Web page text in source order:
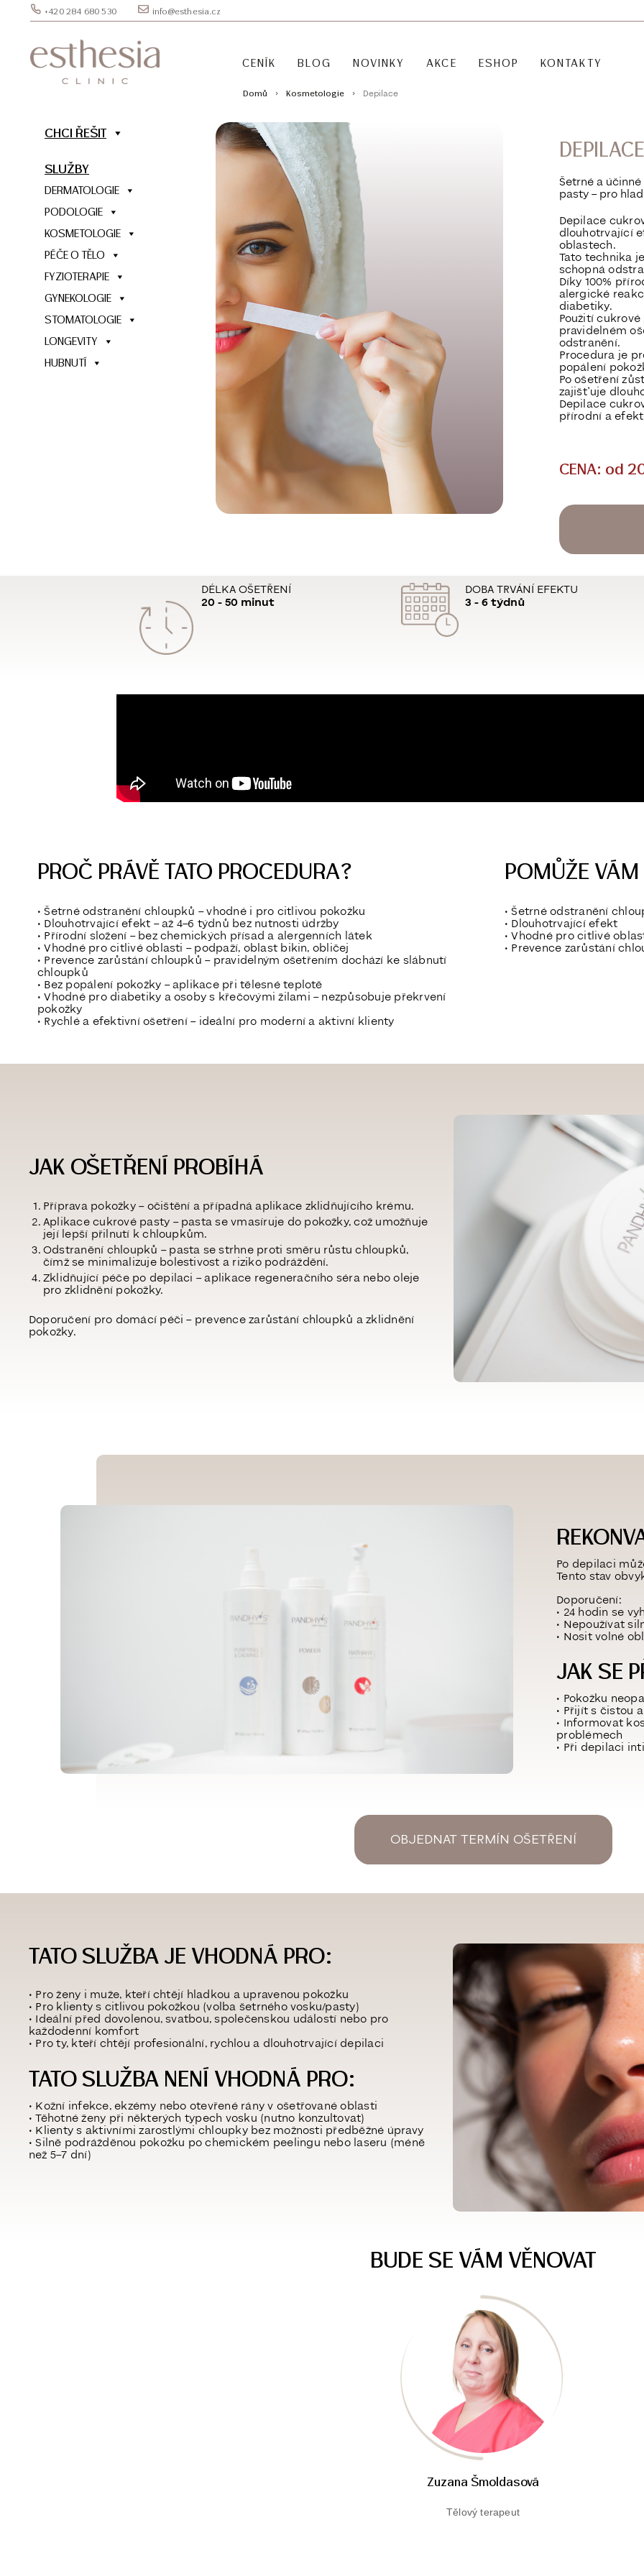
+420 284 680 530 info@esthesia.cz
CENÍK BLOG NOVINKY AKCE ESHOP KONTAKTY
Domů Kosmetologie Depilace
CHCI ŘEŠIT
SLUŽBY
DERMATOLOGIE
PODOLOGIE
KOSMETOLOGIE
PÉČE O TĚLO
FYZIOTERAPIE
GYNEKOLOGIE
STOMATOLOGIE
LONGEVITY
HUBNUTÍ
DEPILACE
Šetrné a
pasty – pro
Depilace
dlouhotrvající
oblastech.
Tato technika
schopná
Díky 100%
alergické
diabetiky.
Použití
pravidelném
odstranění.
Procedura je
popálení
Po ošetření
zajišťuje
Depilace
přírodní a
CENA: od
DÉLKA OŠETŘENÍ
20 - 50 minut
DOBA TRVÁNÍ EFEKTU
3 - 6 týdnů
PROČ PRÁVĚ TATO PROCEDURA?
•Šetrné odstranění chloupků – vhodné i pro citlivou pokožku
• Dlouhotrvající efekt – až 4–6 týdnů bez nutnosti údržby
• Přírodní složení – bez chemických přísad a alergenních látek
•Vhodné pro citlivé oblasti – podpaží, oblast bikin, obličej
• Prevence zarůstání chloupků – pravidelným ošetřením dochází ke slábnutí
chloupků
• Bez popálení pokožky – aplikace při tělesné teplotě
•Vhodné pro diabetiky a osoby s křečovými žilami – nezpůsobuje překrvení
pokožky
• Rychlé a efektivní ošetření– ideální pro moderní a aktivní klienty
POMŮŽE VÁM
•Šetrné odstranění
• Dlouhotrvající efekt
•Vhodné pro citlivé
• Prevence zarůstání
JAK OŠETŘENÍ PROBÍHÁ
Příprava pokožky– očištění a případná aplikace zklidňujícího krému.
Aplikace cukrové pasty – pasta se vmasíruje do pokožky, což umožňuje
její lepší přilnutí k chloupkům.
Odstranění chloupků – pasta se strhne proti směru růstu chloupků,
čímž se minimalizuje bolestivost a riziko podráždění.
Zklidňující péče po depilaci – aplikace regeneračního séra nebo oleje
pro zklidnění pokožky.
Doporučení pro domácí péči – prevence zarůstání chloupků a zklidnění
pokožky.
Po depilaci
Tento stav
Doporučení:
• 24 hodin se
• Nepoužívat
• Nosit volné
JAK SE
• Pokožku
• Přijít s čistou
• Informovat
problémech
• Při depilaci
OBJEDNAT TERMÍN OŠETŘENÍ
TATO SLUŽBA JE VHODNÁ PRO:
• Pro ženy i muže, kteří chtějí hladkou a upravenou pokožku
• Pro klienty s citlivou pokožkou (volba šetrného vosku/pasty)
• Ideální před dovolenou, svatbou, společenskou událostí nebo pro
každodenní komfort
• Pro ty, kteří chtějí profesionální, rychlou a dlouhotrvající depilaci
TATO SLUŽBA NENÍ VHODNÁ PRO:
• Kožní infekce, ekzémy nebo otevřené rány v ošetřované oblasti
• Těhotné ženy při některých typech vosku (nutno konzultovat)
• Klienty s aktivními zarostlými chloupky bez možnosti předběžné úpravy
• Silně podrážděnou pokožku po chemickém peelingu nebo laseru (méně
než 5–7 dní)
BUDE SE VÁM VĚNOVAT
Zuzana Šmoldasová
Tělový terapeut